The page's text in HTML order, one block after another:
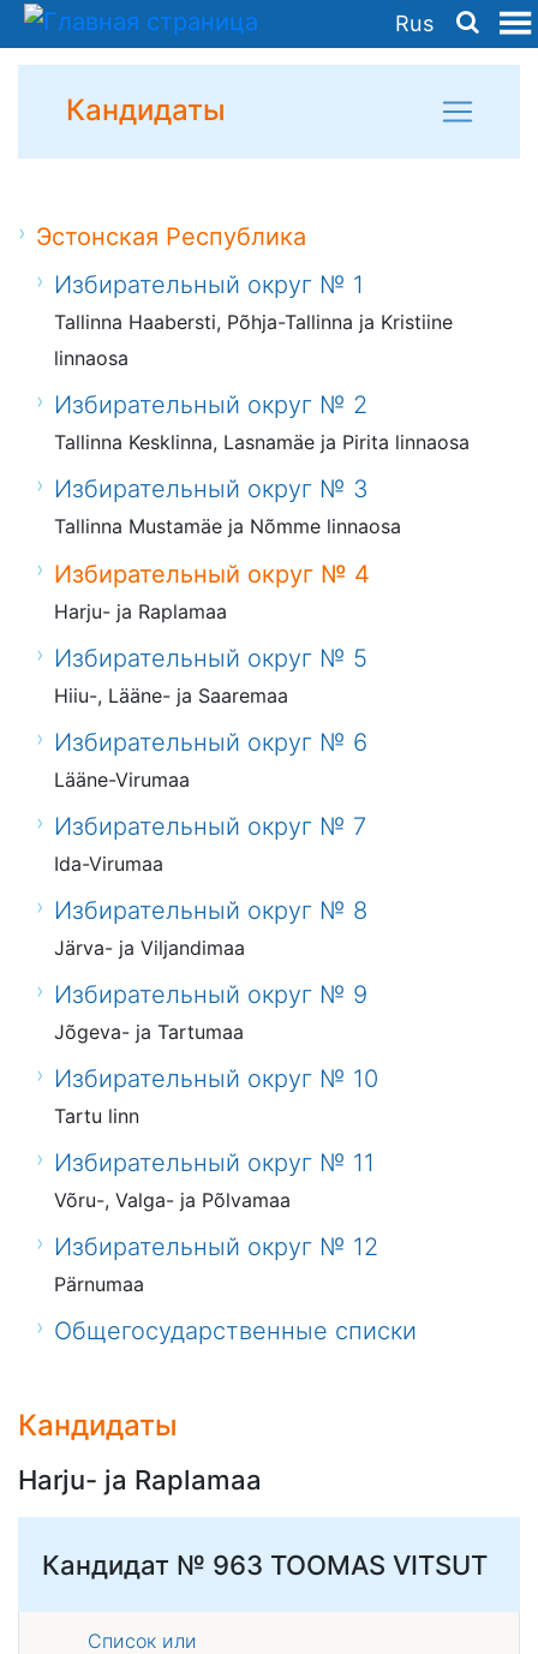
Rus
Кандидаты
Эстонская Республика
Избирательный округ № 1
Tallinna Haabersti, Põhja-Tallinna ja Kristiine
linnaosa
Избирательный округ № 2
Tallinna Kesklinna, Lasnamäe ja Pirita linnaosa
Избирательный округ № 3
Tallinna Mustamäe ja Nõmme linnaosa
Избирательный округ № 4
Harju- ja Raplamaa
Избирательный округ № 5
Hiiu-, Lääne- ja Saaremaa
Избирательный округ № 6
Lääne-Virumaa
Избирательный округ № 7
Ida-Virumaa
Избирательный округ № 8
Järva- ja Viljandimaa
Избирательный округ № 9
Jõgeva- ja Tartumaa
Избирательный округ № 10
Tartu linn
Избирательный округ № 11
Võru-, Valga- ja Põlvamaa
Избирательный округ № 12
Pärnumaa
Общегосударственные списки
Кандидаты
Harju- ja Raplamaa
Кандидат № 963 TOOMAS VITSUT
Список или